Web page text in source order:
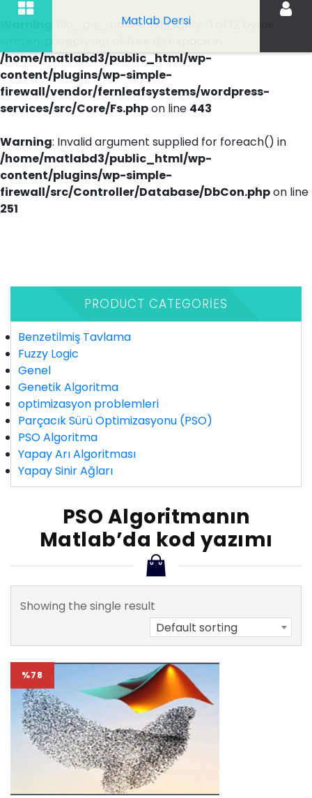
: file_put_contents(): Only -1 of 12 bytes
/home/matlabd3/public_html/wp-
content/plugins/wp-simple-
firewall/vendor/fernleafsystems/wordpress-
services/src/Core/Fs.phpon line 443
Warning: Invalid argument supplied for foreach() in
/home/matlabd3/public_html/wp-
content/plugins/wp-simple-
firewall/src/Controller/Database/DbCon.phpon line
251
Matlab Dersi
PRODUCT CATEGORIES
Benzetilmiş Tavlama
Fuzzy Logic
Genel
Genetik Algoritma
optimizasyon problemleri
Parçacık Sürü Optimizasyonu (PSO)
PSO Algoritma
Yapay Arı Algoritması
Yapay Sinir Ağları
PSO Algoritmanın
Matlab’da kod yazımı
Showing the single result
Default sorting
%78